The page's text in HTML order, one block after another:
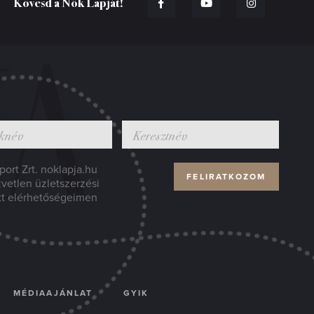
Zrt. noklapja.hu
üzletszerzési
elérhetőségeimen
MÉDIAAJÁNLAT GYIK